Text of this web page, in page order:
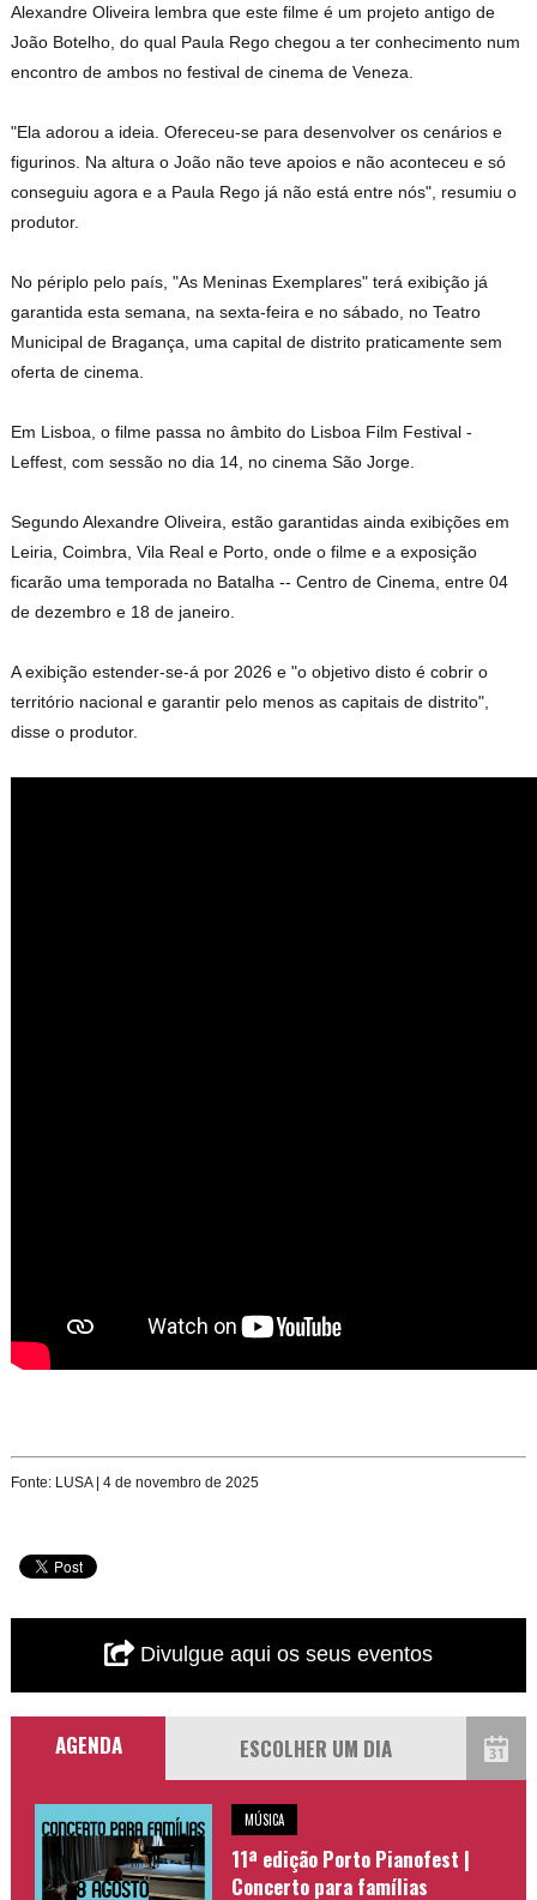
Alexandre Oliveira lembra que este filme é um projeto antigo de
João Botelho, do qual Paula Rego chegou a ter conhecimento num
encontro de ambos no festival de cinema de Veneza.
"Ela adorou a ideia. Ofereceu-se para desenvolver os cenários e
figurinos. Na altura o João não teve apoios e não aconteceu e só
conseguiu agora e a Paula Rego já não está entre nós", resumiu o
produtor.
No périplo pelo país, "As Meninas Exemplares" terá exibição já
garantida esta semana, na sexta-feira e no sábado, no Teatro
Municipal de Bragança, uma capital de distrito praticamente sem
oferta de cinema.
Em Lisboa, o filme passa no âmbito do Lisboa Film Festival -
Leffest, com sessão no dia 14, no cinema São Jorge.
Segundo Alexandre Oliveira, estão garantidas ainda exibições em
Leiria, Coimbra, Vila Real e Porto, onde o filme e a exposição
ficarão uma temporada no Batalha -- Centro de Cinema, entre 04
de dezembro e 18 de janeiro.
A exibição estender-se-á por 2026 e "o objetivo disto é cobrir o
território nacional e garantir pelo menos as capitais de distrito",
disse o produtor.
Fonte: LUSA | 4 de novembro de 2025
Divulgue aqui os seus eventos
AGENDA
MÚSICA
11ª edição Porto Pianofest |
Concerto para famílias